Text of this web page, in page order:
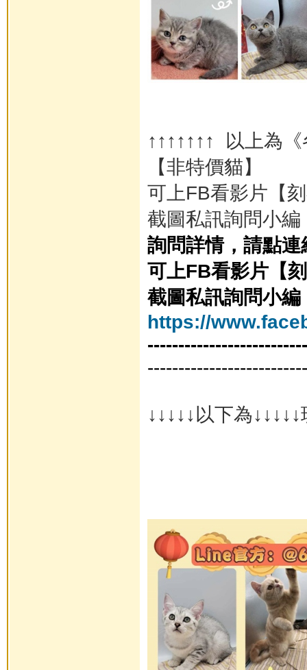
↑↑↑↑↑↑↑ 以上為
【非特價貓】
可上FB看影片【
截圖私訊詢問小編
詢問詳情，請點連
可上FB看影片【
截圖私訊詢問小編
https://
↓↓↓↓↓以下為